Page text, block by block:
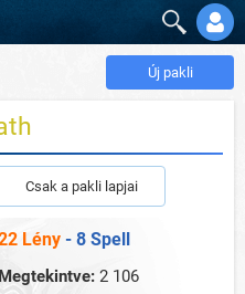
Új pakli
Csak a pakli lapjai
Lény - 8 Spell
Megtekintve: 2 106